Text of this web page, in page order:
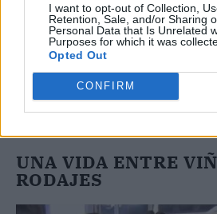
I want to opt-out of Collection,
Retention, Sale, and/or Sharing
Personal Data that Is Unrelated
Purposes for which it was
Opted Out
CONFIRM
UNA VIDA ENTRE
RODAJES